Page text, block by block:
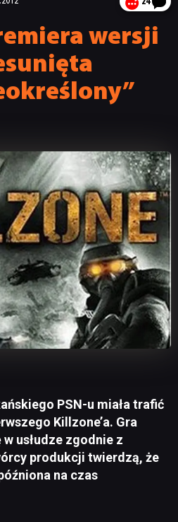
wersji
PSN-u miała trafić
Killzone’a. Gra
usłudze zgodnie z
produkcji twierdzą, że
na czas